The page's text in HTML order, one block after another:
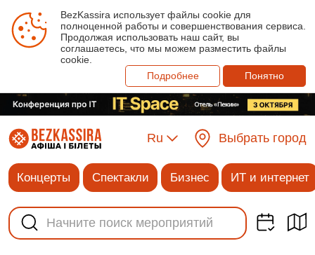
BezKassira использует файлы cookie для
полноценной работы и совершенствования сервиса.
Продолжая использовать наш сайт, вы
соглашаетесь, что мы можем разместить файлы
cookie.
Подробнее
Понятно
Ru Выбрать город
Концерты Спектакли Бизнес ИТ и интернет